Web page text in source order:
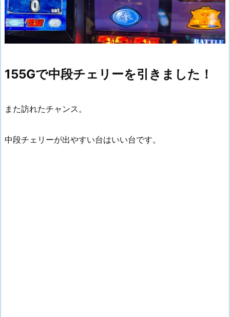
155Gで中段チェリーを引きました！
また訪れたチャンス。
中段チェリーが出やすい台はいい台です。